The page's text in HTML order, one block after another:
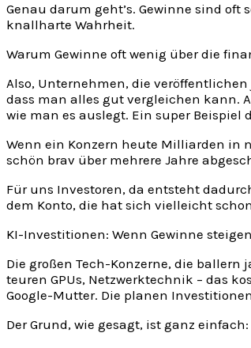
Genau darum geht’s. Gewinne sind
knallharte Wahrheit.
Warum Gewinne oft wenig über die
Also, Unternehmen, die veröffentlichen
dass man alles gut vergleichen kann.
wie man es auslegt. Ein super Beispiel
Wenn ein Konzern heute Milliarden in
schön brav über mehrere Jahre
Für uns Investoren, da entsteht
dem Konto, die hat sich vielleicht
KI-Investitionen: Wenn Gewinne
Die großen Tech-Konzerne, die
teuren GPUs, Netzwerktechnik – das
Google-Mutter. Die planen
Der Grund, wie gesagt, ist ganz